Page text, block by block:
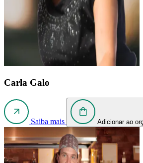
Carla Galo
Saiba mais Adicionar ao